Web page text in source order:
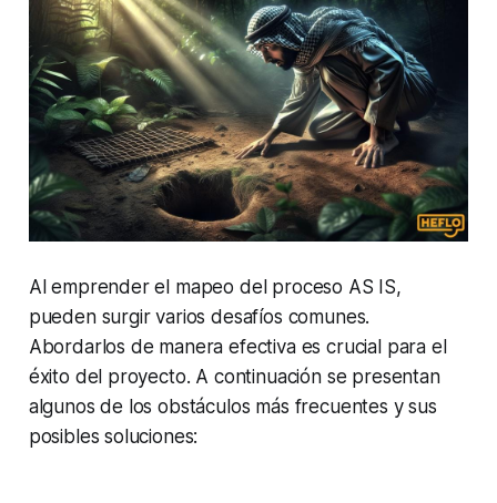
Al emprender el mapeo del proceso AS IS,
pueden surgir varios desafíos comunes.
Abordarlos de manera efectiva es crucial para el
éxito del proyecto. A continuación se presentan
algunos de los obstáculos más frecuentes y sus
posibles soluciones: